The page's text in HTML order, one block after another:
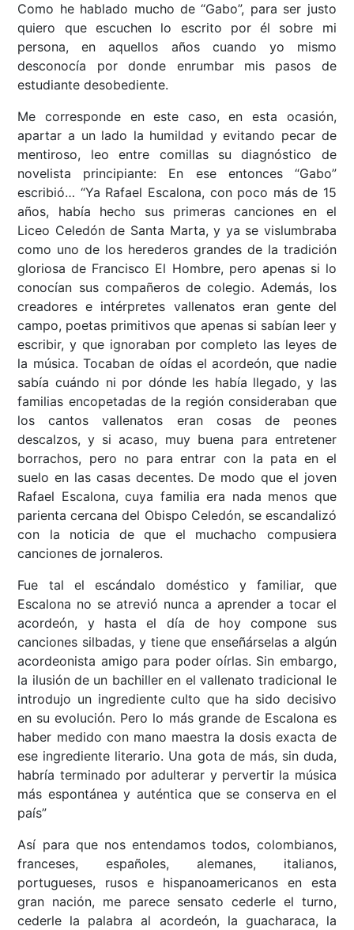
Como he hablado mucho de “Gabo”, para ser justo
quiero que escuchen lo escrito por él sobre mi
persona, en aquellos años cuando yo mismo
desconocía por donde enrumbar mis pasos de
estudiante desobediente.
Me corresponde en este caso, en esta ocasión,
apartar a un lado la humildad y evitando pecar de
mentiroso, leo entre comillas su diagnóstico de
novelista principiante: En ese entonces “Gabo”
escribió… “Ya Rafael Escalona, con poco más de 15
años, había hecho sus primeras canciones en el
Liceo Celedón de Santa Marta, y ya se vislumbraba
como uno de los herederos grandes de la tradición
gloriosa de Francisco El Hombre, pero apenas si lo
conocían sus compañeros de colegio. Además, los
creadores e intérpretes vallenatos eran gente del
campo, poetas primitivos que apenas si sabían leer y
escribir, y que ignoraban por completo las leyes de
la música. Tocaban de oídas el acordeón, que nadie
sabía cuándo ni por dónde les había llegado, y las
familias encopetadas de la región consideraban que
los cantos vallenatos eran cosas de peones
descalzos, y si acaso, muy buena para entretener
borrachos, pero no para entrar con la pata en el
suelo en las casas decentes. De modo que el joven
Rafael Escalona, cuya familia era nada menos que
parienta cercana del Obispo Celedón, se escandalizó
con la noticia de que el muchacho compusiera
canciones de jornaleros.
Fue tal el escándalo doméstico y familiar, que
Escalona no se atrevió nunca a aprender a tocar el
acordeón, y hasta el día de hoy compone sus
canciones silbadas, y tiene que enseñárselas a algún
acordeonista amigo para poder oírlas. Sin embargo,
la ilusión de un bachiller en el vallenato tradicional le
introdujo un ingrediente culto que ha sido decisivo
en su evolución. Pero lo más grande de Escalona es
haber medido con mano maestra la dosis exacta de
ese ingrediente literario. Una gota de más, sin duda,
habría terminado por adulterar y pervertir la música
más espontánea y auténtica que se conserva en el
país”
Así para que nos entendamos todos, colombianos,
franceses, españoles, alemanes, italianos,
portugueses, rusos e hispanoamericanos en esta
gran nación, me parece sensato cederle el turno,
cederle la palabra al acordeón, la guacharaca, la